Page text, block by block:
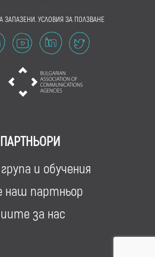
ЗАПАЗЕНИ. УСЛОВИЯ ЗА ПОЛЗВАНЕ
и обучения
наш партньор
за нас